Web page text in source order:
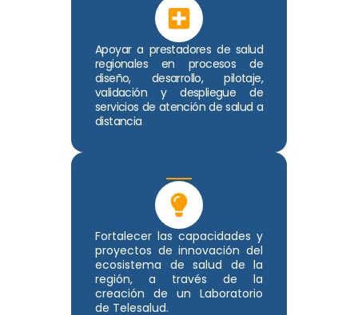
Apoyar a prestadores de salud
regionales en procesos de
diseño, desarrollo, pilotaje,
validación y despliegue de
servicios de atención de salud a
distancia
Fortalecer las capacidades y
proyectos de innovación del
ecosistema de salud de la
región, a través de la
creación de un Laboratorio
de Telesalud.